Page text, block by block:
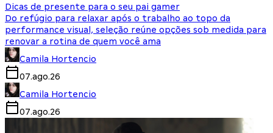
Dicas de presente para o seu pai gamer
Do refúgio para relaxar após o trabalho ao topo da
performance visual, seleção reúne opções sob medida para
renovar a rotina de quem você ama
Camila Hortencio
07.ago.26
Camila Hortencio
07.ago.26